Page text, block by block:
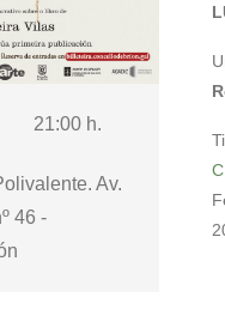
21:00 h.
Av.
46 -